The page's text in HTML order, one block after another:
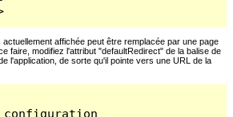
affichée peut être remplacée par une page
faire, modifiez l'attribut "defaultRedirect" de la balise de
l'application, de sorte qu'il pointe vers une URL de la